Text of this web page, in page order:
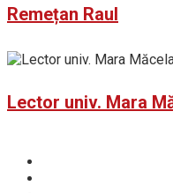
Remețan Raul
Lector univ. Mara